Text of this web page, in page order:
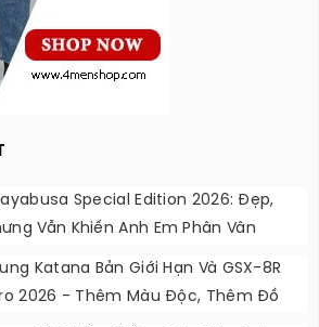
Special Edition 2026: Đẹp,
Vẫn Khiến Anh Em Phân Vân
Katana Bản Giới Hạn Và GSX-8R
2026 - Thêm Màu Độc, Thêm Đồ